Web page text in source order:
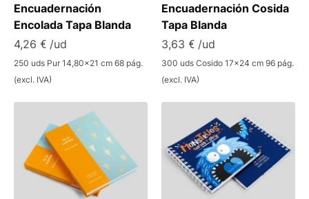
Encuadernación
Encolada Tapa Blanda
4,26 € /ud
250 uds Pur 14,80x21 cm 68 pág.
(excl. IVA)
Encuadernación Cosida
Tapa Blanda
3,63 € /ud
300 uds Cosido 17x24 cm 96 pág.
(excl. IVA)